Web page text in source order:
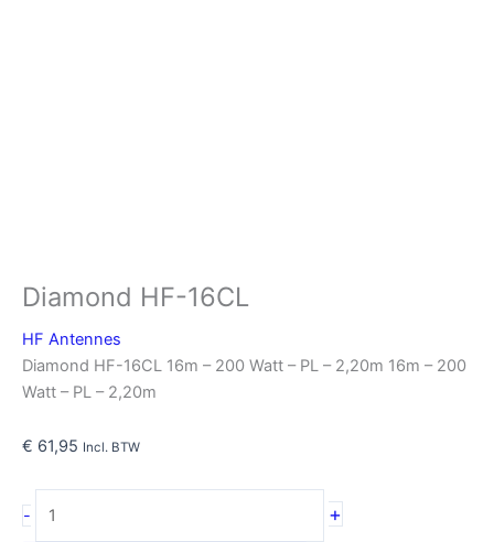
Diamond HF-16CL
HF Antennes
Diamond HF-16CL 16m – 200 Watt – PL – 2,20m 16m – 200
Watt – PL – 2,20m
€ 61,95 Incl. BTW
-
HF-
+